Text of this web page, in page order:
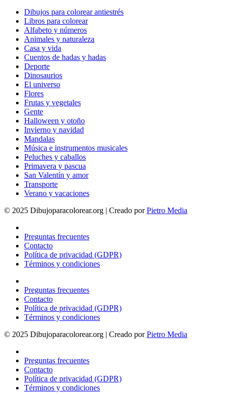
Dibujos para colorear antiestrés
Libros para colorear
Alfabeto y números
Animales y naturaleza
Casa y vida
Cuentos de hadas y hadas
Deporte
Dinosaurios
El universo
Flores
Frutas y vegetales
Gente
Halloween y otoño
Invierno y navidad
Mandalas
Música e instrumentos musicales
Peluches y caballos
Primavera y pascua
San Valentín y amor
Transporte
Verano y vacaciones
© 2025 Dibujoparacolorear.org | Creado porPietro Media
Preguntas frecuentes
Contacto
Política de privacidad (GDPR)
Términos y condiciones
Preguntas frecuentes
Contacto
Política de privacidad (GDPR)
Términos y condiciones
© 2025 Dibujoparacolorear.org | Creado porPietro Media
Preguntas frecuentes
Contacto
Política de privacidad (GDPR)
Términos y condiciones